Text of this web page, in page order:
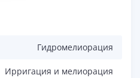
Гидромелиорация
Ирригация и мелиорация